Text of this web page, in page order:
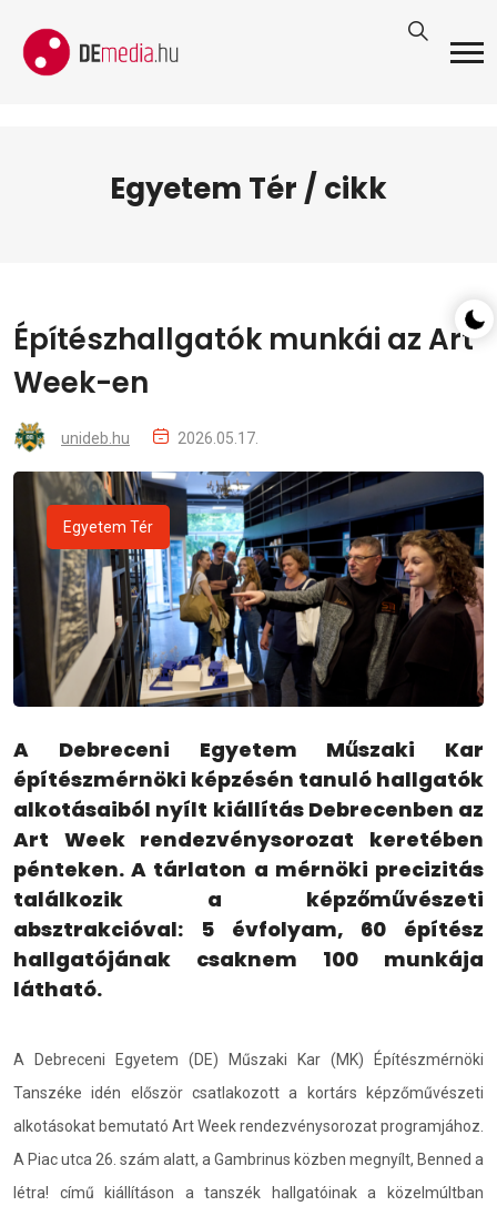
Egyetem Tér / cikk
Építészhallgatók munkái az Art
Week-en
unideb.hu 2026.05.17.
Egyetem Tér
A Debreceni Egyetem Műszaki Kar
építészmérnöki képzésén tanuló hallgatók
alkotásaiból nyílt kiállítás Debrecenben az
Art Week rendezvénysorozat keretében
pénteken. A tárlaton a mérnöki precizitás
találkozik a képzőművészeti
absztrakcióval: 5 évfolyam, 60 építész
hallgatójának csaknem 100 munkája
látható.
A Debreceni Egyetem (DE) Műszaki Kar (MK) Építészmérnöki
Tanszéke idén először csatlakozott a kortárs képzőművészeti
alkotásokat bemutató Art Week rendezvénysorozat programjához.
A Piac utca 26. szám alatt, a Gambrinus közben megnyílt, Benned a
létra! című kiállításon a tanszék hallgatóinak a közelmúltban